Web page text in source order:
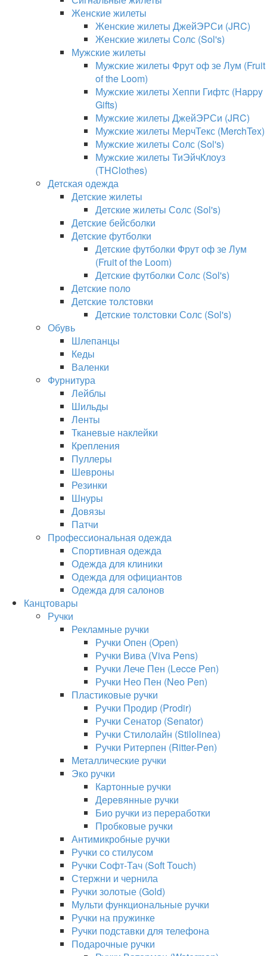
Женские жилеты
Женские жилеты ДжейЭРСи (JRC)
Женские жилеты Солс (Sol's)
Мужские жилеты
Мужские жилеты Фрут оф зе Лум (Fruit
of the Loom)
Мужские жилеты Хеппи Гифтс (Happy
Gifts)
Мужские жилеты ДжейЭРСи (JRC)
Мужские жилеты МерчТекс (MerchTex)
Мужские жилеты Солс (Sol's)
Мужские жилеты ТиЭйчКлоуз
(THClothes)
Детская одежда
Детские жилеты
Детские жилеты Солс (Sol's)
Детские бейсболки
Детские футболки
Детские футболки Фрут оф зе Лум
(Fruit of the Loom)
Детские футболки Солс (Sol's)
Детские поло
Детские толстовки
Детские толстовки Солс (Sol's)
Обувь
Шлепанцы
Кеды
Валенки
Фурнитура
Лейблы
Шильды
Ленты
Тканевые наклейки
Крепления
Пуллеры
Шевроны
Резинки
Шнуры
Довязы
Патчи
Профессиональная одежда
Спортивная одежда
Одежда для клиники
Одежда для официантов
Одежда для салонов
Канцтовары
Ручки
Рекламные ручки
Ручки Опен (Open)
Ручки Вива (Viva Pens)
Ручки Лече Пен (Lecce Pen)
Ручки Нео Пен (Neo Pen)
Пластиковые ручки
Ручки Продир (Prodir)
Ручки Сенатор (Senator)
Ручки Стилолайн (Stilolinea)
Ручки Ритерпен (Ritter-Pen)
Металлические ручки
Эко ручки
Картонные ручки
Деревянные ручки
Био ручки из переработки
Пробковые ручки
Антимикробные ручки
Ручки со стилусом
Ручки Софт-Тач (Soft Touch)
Стержни и чернила
Ручки золотые (Gold)
Мульти функциональные ручки
Ручки на пружинке
Ручки подставки для телефона
Подарочные ручки